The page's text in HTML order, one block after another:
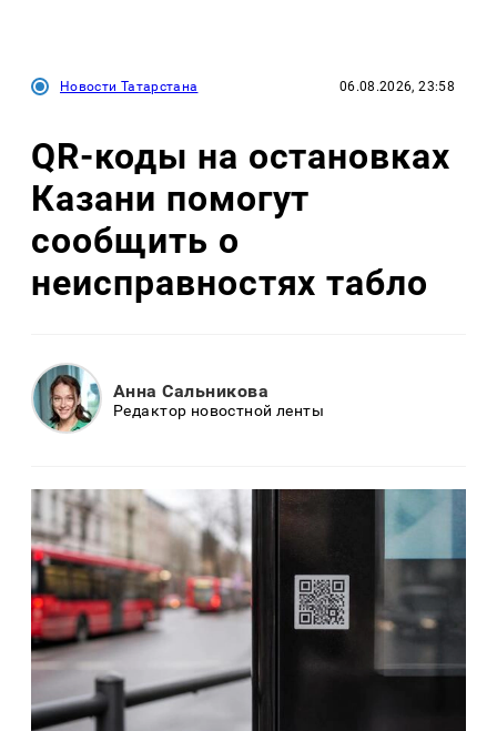
Новости Татарстана 06.08.2026, 23:58
QR-коды на остановках
Казани помогут
сообщить о
неисправностях табло
Анна Сальникова
Редактор новостной ленты